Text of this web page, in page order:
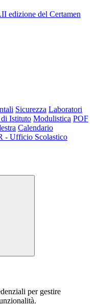
edizione del Certamen
Sicurezza Laboratori
Istituto Modulistica POF
Calendario
- Ufficio Scolastico
per gestire